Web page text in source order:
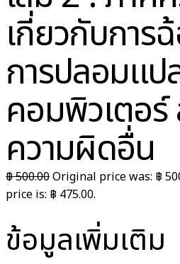
เกี่ยวกับการ
การปลอมแป
คอมพิวเตอร์
ความผิดอื่น
฿500.00Original price was: ฿
price is: ฿ 475.00.
ข้อมูลเพิ่มเติม